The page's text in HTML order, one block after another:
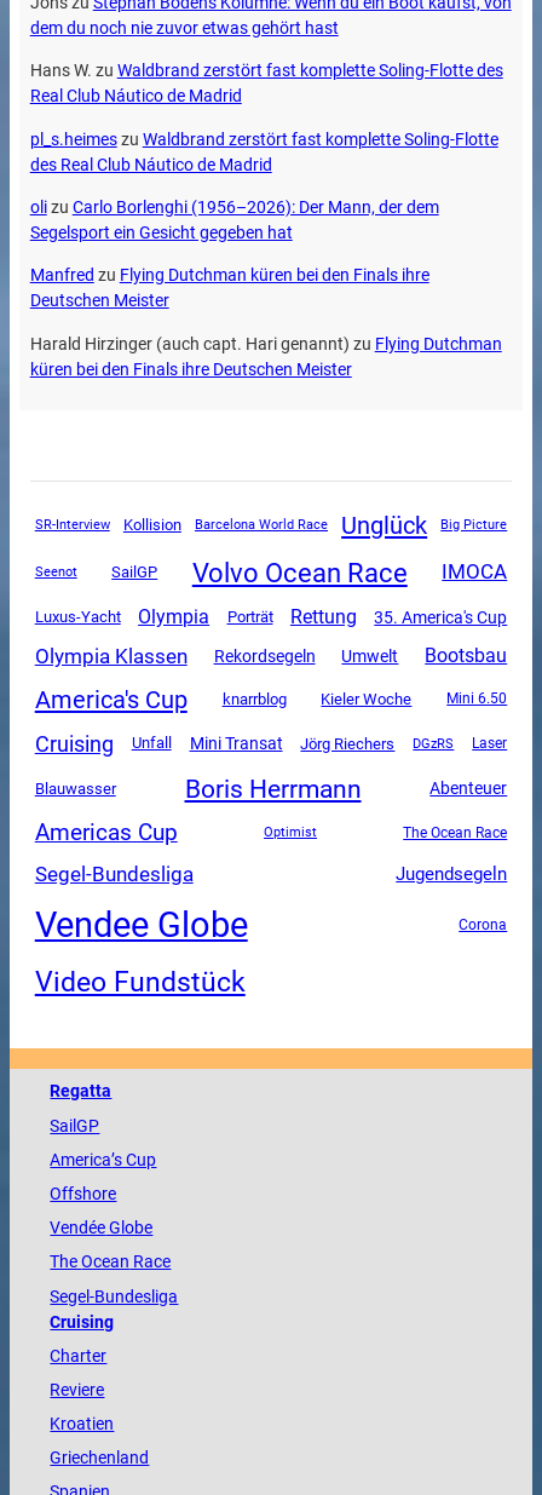
dem du noch nie zuvor etwas gehört hast
Hans W. zu Waldbrand zerstört fast komplette Soling-Flotte des
Real Club Náutico de Madrid
pl_s.heimeszu Waldbrand zerstört fast komplette Soling-Flotte
des Real Club Náutico de Madrid
olizu Carlo Borlenghi (1956–2026): Der Mann, der dem
Segelsport ein Gesicht gegeben hat
Manfred zu Flying Dutchman küren bei den Finals ihre
Deutschen Meister
Harald Hirzinger (auch capt. Hari genannt) zu Flying Dutchman
küren bei den Finals ihre Deutschen Meister
SR-Interview Kollision Barcelona World Race Unglück Big Picture
Seenot SailGP Volvo Ocean Race IMOCA
Luxus-Yacht Olympia Porträt Rettung 35. America's Cup
Olympia Klassen Rekordsegeln Umwelt Bootsbau
America's Cup knarrblog Kieler Woche Mini 6.50
Cruising Unfall Mini Transat Jörg Riechers DGzRS Laser
Blauwasser Boris Herrmann Abenteuer
Americas Cup Optimist The Ocean Race
Segel-Bundesliga Jugendsegeln
Vendee Globe Corona
Video Fundstück
Regatta
SailGP
America’s Cup
Offshore
VendéeGlobe
TheOcean Race
Segel-Bundesliga
Cruising
Charter
Reviere
Kroatien
Griechenland